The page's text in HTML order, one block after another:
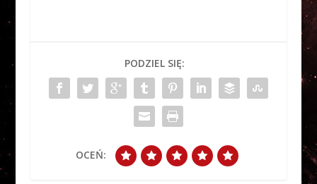
PODZIEL SIĘ:
OCEŃ: